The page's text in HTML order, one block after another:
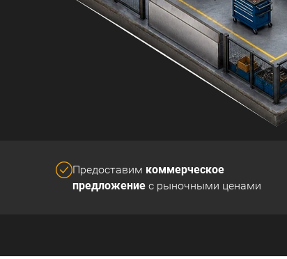
Предоставим коммерческое
предложениес рыночными ценами